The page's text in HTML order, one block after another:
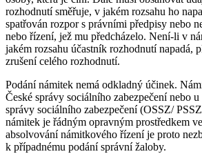
rozhodnutí směřuje, v jakém rozsahu ho
spatřován rozpor s právními předpisy nebo
nebo řízení, jež mu předcházelo. Není-li v
jakém rozsahu účastník rozhodnutí napadá,
zrušení celého rozhodnutí.
Podání námitek nemá odkladný účinek.
České správy sociálního zabezpečení nebo
správy sociálního zabezpečení (OSSZ/
námitek je řádným opravným prostředkem
absolvování námitkového řízení je proto
k případnému podání správní žaloby.